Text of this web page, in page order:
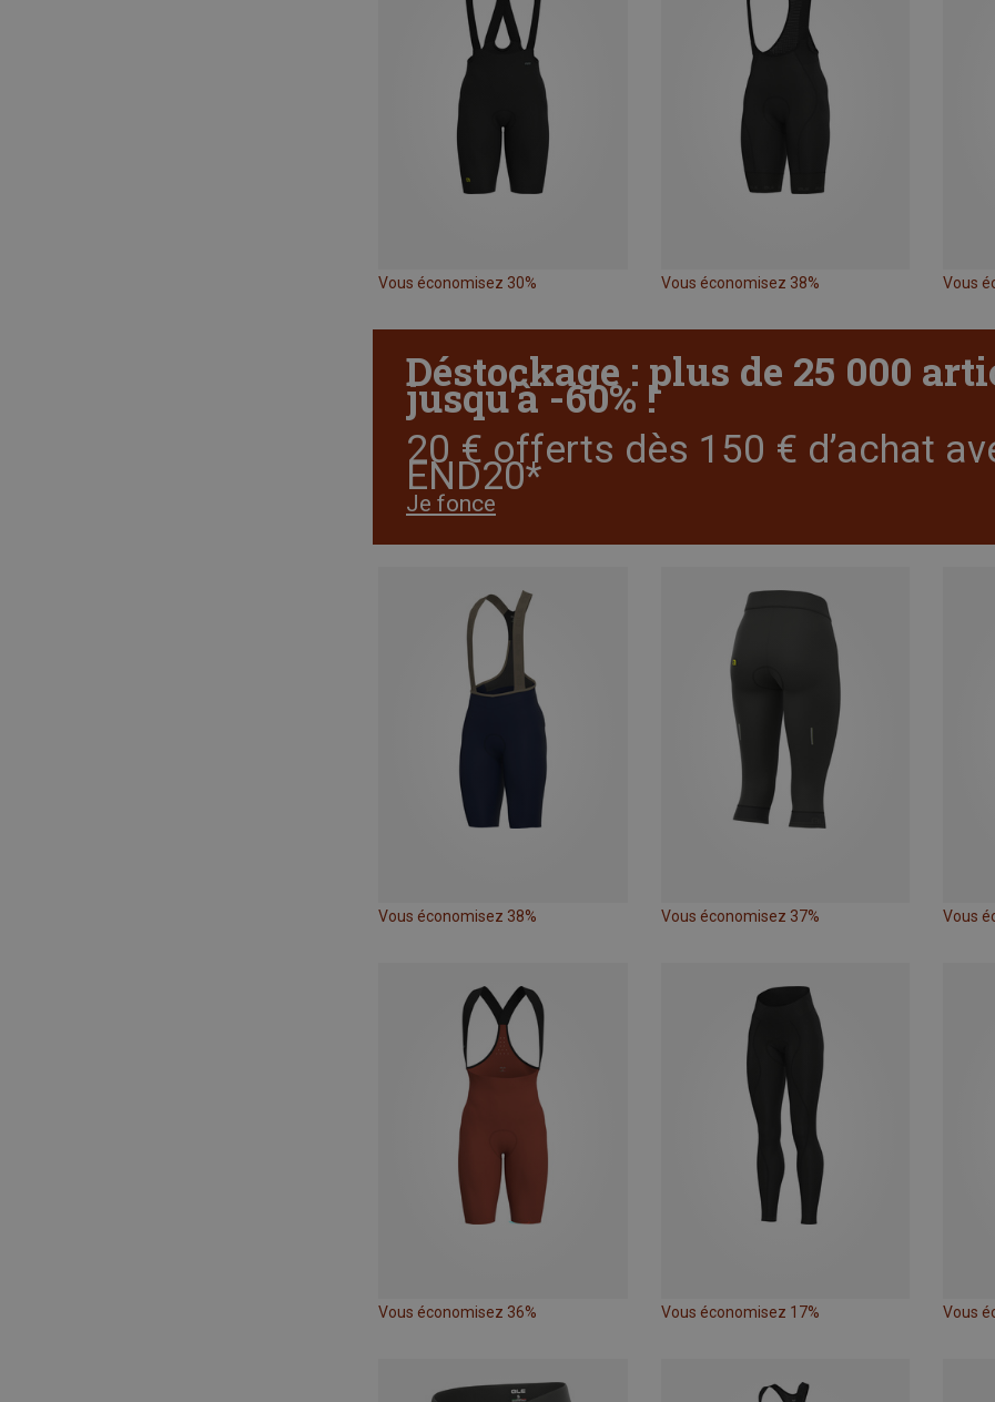
Vous économisez 30% Vous économisez 38% Vous
Déstockage : plus de 25 000
jusqu'à -60% !
20 € offerts dès 150 € d’achat
END20*
Je fonce
Vous économisez 38% Vous économisez 37% Vous
Vous économisez 36% Vous économisez 17% Vous